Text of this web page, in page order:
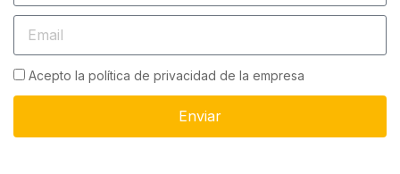
Acepto la política de privacidad de la empresa
Enviar